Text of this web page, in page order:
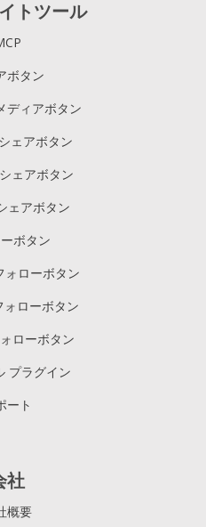
トツール
ボタン
ディアボタン
ェアボタン
ェアボタン
ェアボタン
ボタン
ローボタン
ローボタン
ローボタン
プラグイン
ート
社
概要